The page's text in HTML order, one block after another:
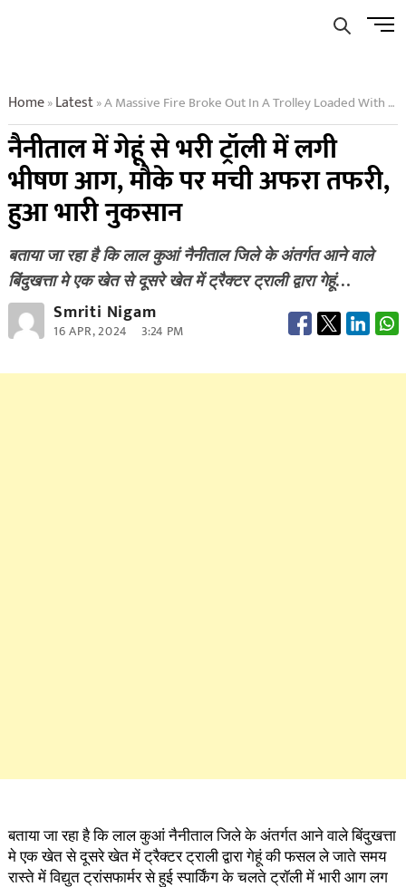
Menu
Home»Latest»A Massive Fire Broke Out In A Trolley Loaded With Wheat In Nainital There Was Chaos On The Spot Huge Loss Occurred
नैनीताल में गेहूं से भरी ट्रॉली में लगी
भीषण आग, मौके पर मची अफरा तफरी,
हुआ भारी नुकसान
बताया जा रहा है कि लाल कुआं नैनीताल जिले के अंतर्गत आने वाले
बिंदुखत्ता मे एक खेत से दूसरे खेत में ट्रैक्टर ट्राली द्वारा गेहूं…
Smriti Nigam
16 APR, 2024 3:24 PM
बताया जा रहा है कि लाल कुआं नैनीताल जिले के अंतर्गत आने वाले बिंदुखत्ता
मे एक खेत से दूसरे खेत में ट्रैक्टर ट्राली द्वारा गेहूं की फसल ले जाते समय
रास्ते में विद्युत ट्रांसफार्मर से हुई स्पार्किंग के चलते ट्रॉली में भारी आग लग